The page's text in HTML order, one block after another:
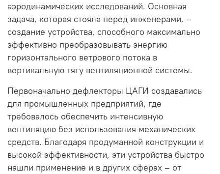
аэродинамических исследований. Основная
задача, которая стояла перед инженерами, –
создание устройства, способного максимально
эффективно преобразовывать энергию
горизонтального ветрового потока в
вертикальную тягу вентиляционной системы.
Первоначально дефлекторы ЦАГИ создавались
для промышленных предприятий, где
требовалось обеспечить интенсивную
вентиляцию без использования механических
средств. Благодаря продуманной конструкции и
высокой эффективности, эти устройства быстро
нашли применение и в других сферах – от